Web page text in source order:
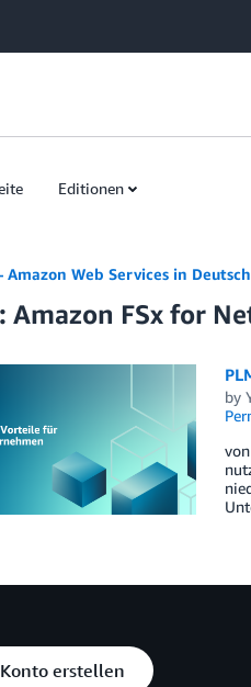
Editionen
Amazon Web Services in
Amazon FSx for
by
erstellen